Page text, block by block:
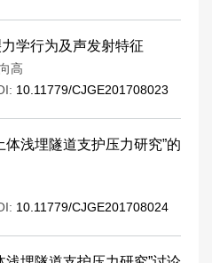
学行为及声发射特征
向高
10.11779/CJGE201708023
体浅埋隧道支护压力研究”的
10.11779/CJGE201708024